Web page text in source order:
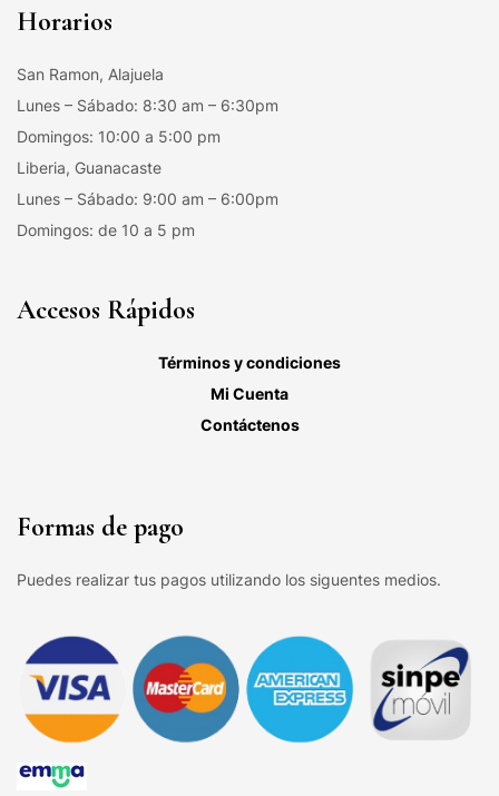
Horarios
San Ramon, Alajuela
Lunes – Sábado: 8:30 am – 6:30pm
Domingos: 10:00 a 5:00 pm
Liberia, Guanacaste
Lunes – Sábado: 9:00 am – 6:00pm
Domingos: de 10 a 5 pm
Accesos Rápidos
Términos y condiciones
Mi Cuenta
Contáctenos
Formas de pago
Puedes realizar tus pagos utilizando los siguentes medios.